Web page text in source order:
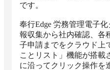
です。
奉行Edge 労務管理電子
報収集から社内確認、各
子申請までをクラウド上
ことリスト」機能が搭載
に沿ってクリック操作を